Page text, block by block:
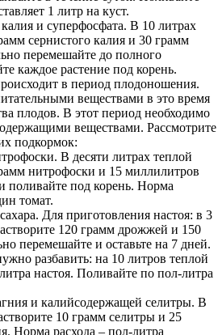
1 литр на куст.
и суперфосфата. В 10 литрах
сернистого калия и 30 грамм
перемешайте до полного
каждое растение под корень.
в период плодоношения.
веществами в это время
плодов. В этот период необходимо
веществами. Рассмотрите
подкормок:
В десяти литрах теплой
нитрофоски и 15 миллилитров
поливайте под корень. Норма
томат.
Для приготовления настоя: в 3
120 грамм дрожжей и 150
перемешайте и оставьте на 7 дней.
разбавить: на 10 литров теплой
настоя. Поливайте по пол-литра
и калийсодержащей селитры. В
10 грамм селитры и 25
Норма расхода – пол-литра